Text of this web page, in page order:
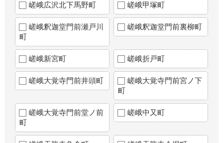
嵯峨広沢北下馬野町 嵯峨甲塚町
嵯峨釈迦堂門前瀬戸川
町
嵯峨釈迦堂門前裏柳町
嵯峨新宮町 嵯峨折戸町
嵯峨大覚寺門前井頭町
嵯峨大覚寺門前宮ノ下
町
嵯峨大覚寺門前堂ノ前
町
嵯峨中又町